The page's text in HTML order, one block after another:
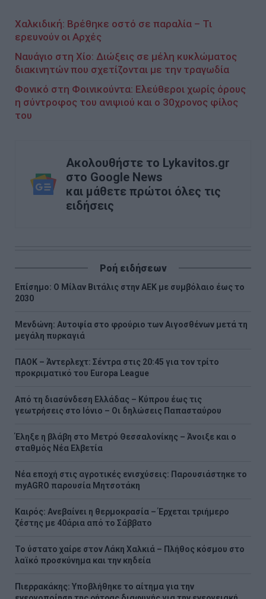
Χαλκιδική: Βρέθηκε οστό σε παραλία – Τι
ερευνούν οι Αρχές
Ναυάγιο στη Χίο: Διώξεις σε μέλη κυκλώματος
διακινητών που σχετίζονται με την τραγωδία
Φονικό στη Φοινικούντα: Ελεύθεροι χωρίς όρους
η σύντροφος του ανιψιού και ο 30χρονος φίλος
του
Ακολουθήστε το Lykavitos.gr
στο Google News
και μάθετε πρώτοι όλες τις
ειδήσεις
Ροή ειδήσεων
Επίσημο: Ο Μίλαν Βιτάλις στην ΑΕΚ με συμβόλαιο έως το
2030
Μενδώνη: Αυτοψία στο φρούριο των Αιγοσθένων μετά τη
μεγάλη πυρκαγιά
ΠΑΟΚ – Άντερλεχτ: Σέντρα στις 20:45 για τον τρίτο
προκριματικό του Europa League
Από τη διασύνδεση Ελλάδας – Κύπρου έως τις
γεωτρήσεις στο Ιόνιο – Οι δηλώσεις Παπασταύρου
Έληξε η βλάβη στο Μετρό Θεσσαλονίκης – Άνοιξε και ο
σταθμός Νέα Ελβετία
Νέα εποχή στις αγροτικές ενισχύσεις: Παρουσιάστηκε το
myAGRO παρουσία Μητσοτάκη
Καιρός: Ανεβαίνει η θερμοκρασία – Έρχεται τριήμερο
ζέστης με 40άρια από το Σάββατο
Το ύστατο χαίρε στον Λάκη Χαλκιά – Πλήθος κόσμου στο
λαϊκό προσκύνημα και την κηδεία
Πιερρακάκης: Υποβλήθηκε το αίτημα για την